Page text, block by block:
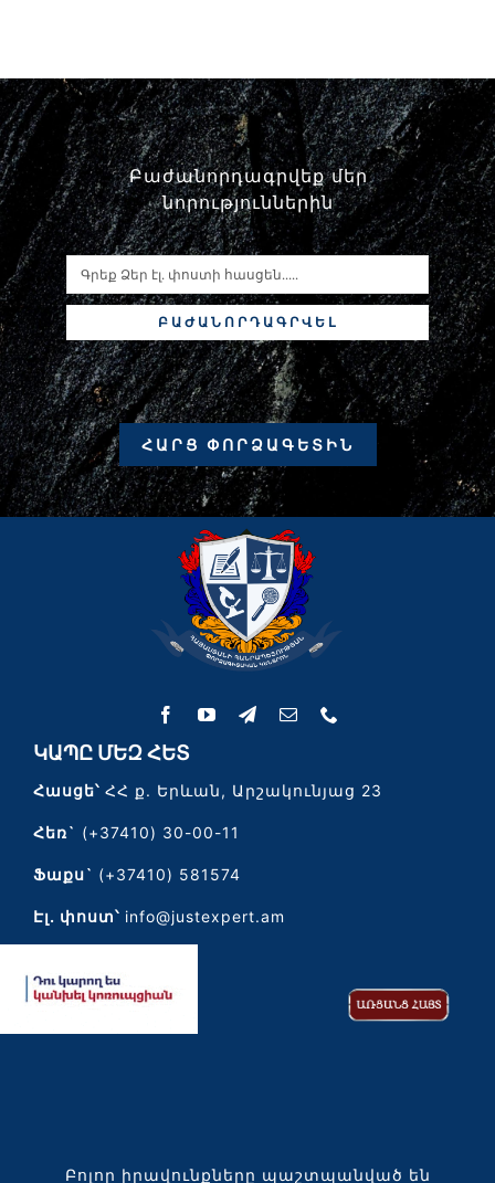
Բաժանորդագրվեք մեր
նորություններին
ԲԱԺԱՆՈՐԴԱԳՐՎԵԼ
ՀԱՐՑ ՓՈՐՁԱԳԵՏԻՆ
ԿԱՊԸ ՄԵԶ ՀԵՏ
Հասցե՝ՀՀ ք. Երևան, Արշակունյաց 23
Հեռ` (+37410) 30-00-11
Ֆաքս` (+37410) 581574
Էլ․ փոստ՝ info@justexpert.am
Բոլոր իրավունքները պաշտպանված են